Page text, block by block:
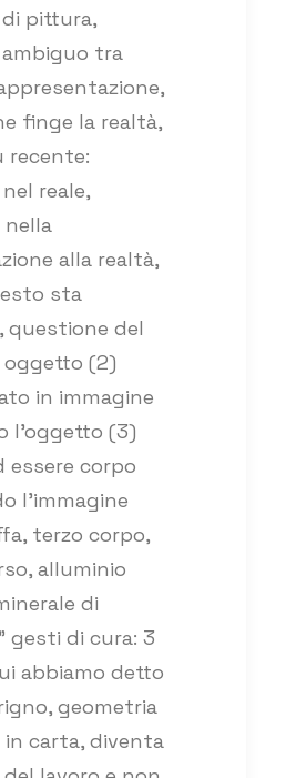
pittura,
tra
finge la realtà,
recente:
reale,
alla realtà,
sta
questione del
oggetto (2)
in immagine
l’oggetto (3)
essere corpo
l’immagine
terzo corpo,
alluminio
di
gesti di cura: 3
abbiamo detto
geometria
in carta, diventa